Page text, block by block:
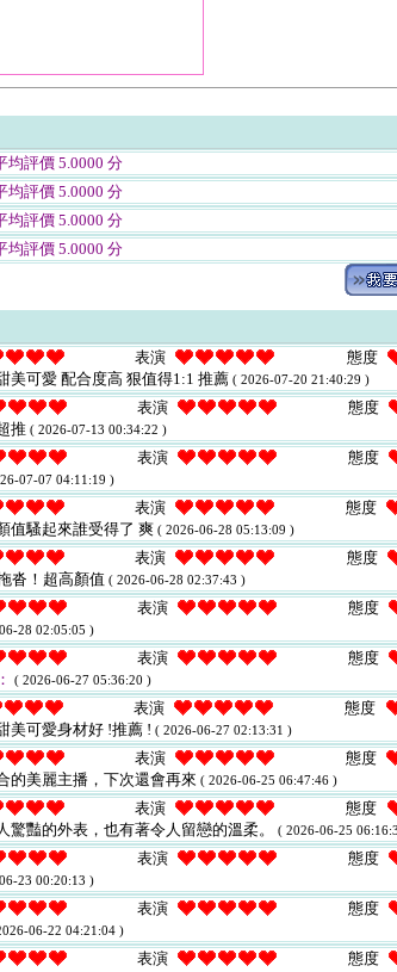
均評價 5.0000 分
均評價 5.0000 分
均評價 5.0000 分
均評價 5.0000 分
表演
態度
美可愛 配合度高 狠值得1:1 推薦 ( 2026-07-20 21:40:29 )
表演
態度
推 ( 2026-07-13 00:34:22 )
表演
態度
07-07 04:11:19 )
表演
態度
值騷起來誰受得了 爽 ( 2026-06-28 05:13:09 )
表演
態度
沓！超高顏值 ( 2026-06-28 02:37:43 )
表演
態度
28 02:05:05 )
表演
態度
( 2026-06-27 05:36:20 )
表演
態度
美可愛身材好 !推薦 ! ( 2026-06-27 02:13:31 )
表演
態度
的美麗主播，下次還會再來 ( 2026-06-25 06:47:46 )
表演
態度
驚豔的外表，也有著令人留戀的溫柔。 ( 2026-06-25
表演
態度
23 00:20:13 )
表演
態度
06-22 04:21:04 )
表演
態度